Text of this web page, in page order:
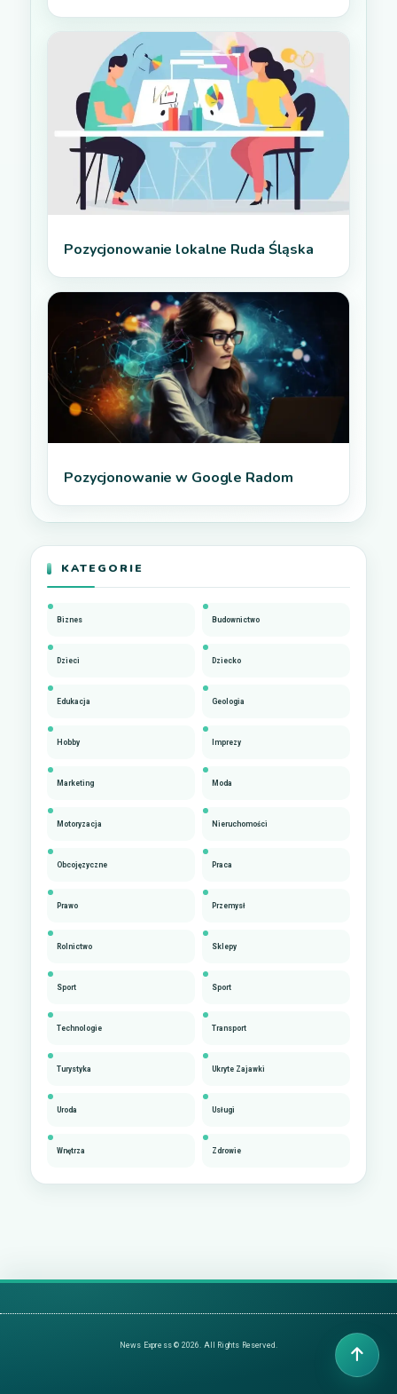
Pozycjonowanie lokalne Ruda Śląska
Pozycjonowanie w Google Radom
KATEGORIE
Biznes Budownictwo
Dzieci Dziecko
Edukacja Geologia
Hobby Imprezy
Marketing Moda
Motoryzacja Nieruchomości
Obcojęzyczne Praca
Prawo Przemysł
Rolnictwo Sklepy
Sport Sport
Technologie Transport
Turystyka Ukryte Zajawki
Uroda Usługi
Wnętrza Zdrowie
News Express © 2026. All Rights Reserved.